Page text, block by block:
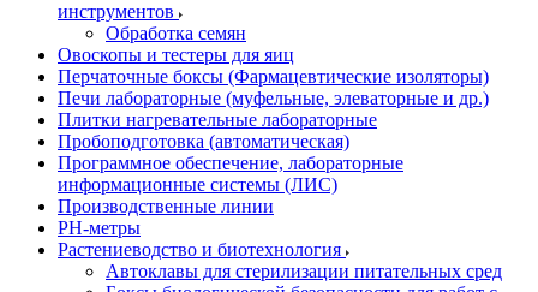
инструментов
Обработка семян
Овоскопы и тестеры для яиц
Перчаточные боксы (Фармацевтические изоляторы)
Печи лабораторные (муфельные, элеваторные и др.)
Плитки нагревательные лабораторные
Пробоподготовка (автоматическая)
Программное обеспечение, лабораторные
информационные системы (ЛИС)
Производственные линии
РH-метры
Растениеводство и биотехнология
Автоклавы для стерилизации питательных сред